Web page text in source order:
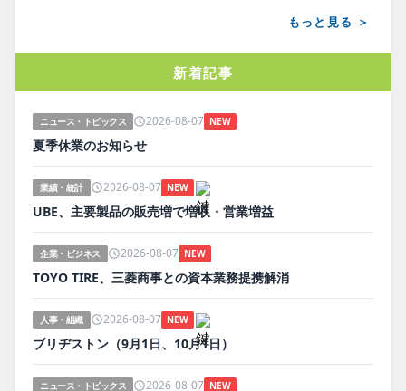
もっと見る ＞
新着記事
ニュース・トピックス 2026-08-07 NEW
夏季休業のお知らせ
業績・統計 2026-08-07 NEW
UBE、主要製品の販売増で増収・営業増益
企業・ビジネス 2026-08-07 NEW
TOYO TIRE、三菱商事との資本業務提携解消
人事・組織 2026-08-07 NEW
ブリヂストン（9月1日、10月1日）
ニュース・トピックス 2026-08-07 NEW